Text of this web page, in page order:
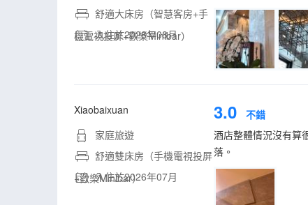
舒適大床房（智慧客房+手
機電視投屏+歡樂Minibar）
入住於2026年08月
Xiaobaixuan
家庭旅遊
舒適雙床房（手機電視投屏
+歡樂Minibar）
入住於2026年07月
3.0 不錯
酒店整體情況沒有算
落。